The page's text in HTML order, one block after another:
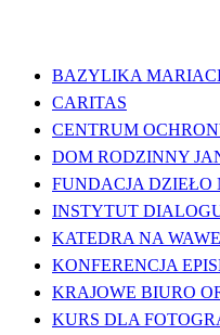
BAZYLIKA
CARITAS
CENTRUM
DOM RODZINNY
FUNDACJA DZIEŁO
INSTYTUT
KATEDRA NA
KONFERENCJA
KRAJOWE BIURO
KURS DLA